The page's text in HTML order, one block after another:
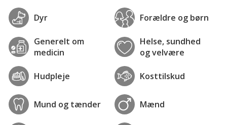
Dyr Forældre og børn
Generelt om
medicin
Helse, sundhed
og velvære
Hudpleje Kosttilskud
Mund og tænder Mænd